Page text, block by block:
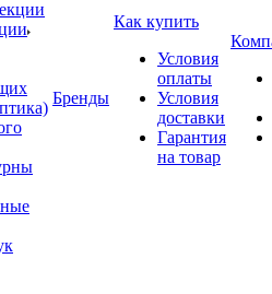
Бренды
Как купить
Условия
оплаты
Условия
доставки
Гарантия
на товар